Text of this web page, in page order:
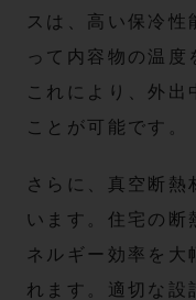
スは、高い保冷性
って内容物の温度
これにより、外
ことが可能です。
さらに、真空断熱
います。住宅の断
ネルギー効率を大
れます。適切な設